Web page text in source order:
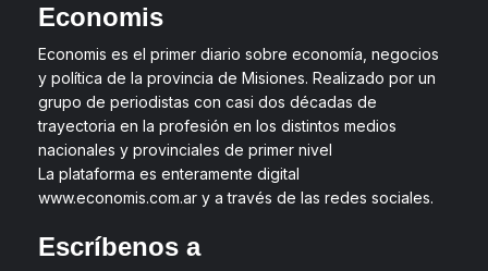
Economis
Economis es el primer diario sobre economía, negocios
y política de la provincia de Misiones. Realizado por un
grupo de periodistas con casi dos décadas de
trayectoria en la profesión en los distintos medios
nacionales y provinciales de primer nivel
La plataforma es enteramente digital
www.economis.com.ar y a través de las redes sociales.
Escríbenos a